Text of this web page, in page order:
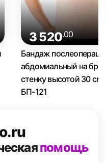
3 520.00
Бандаж
абдомиальный на
стенку высотой 30 см
БП-121
помощь